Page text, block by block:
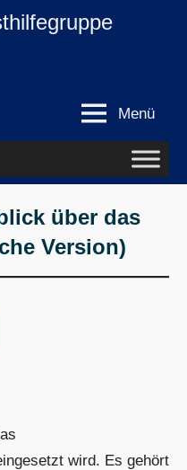
Menü
über das
Version)
wird. Es gehört